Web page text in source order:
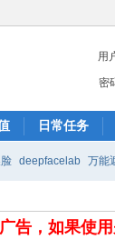
用
密
日常任务
deepfacelab 万能
告，如果使